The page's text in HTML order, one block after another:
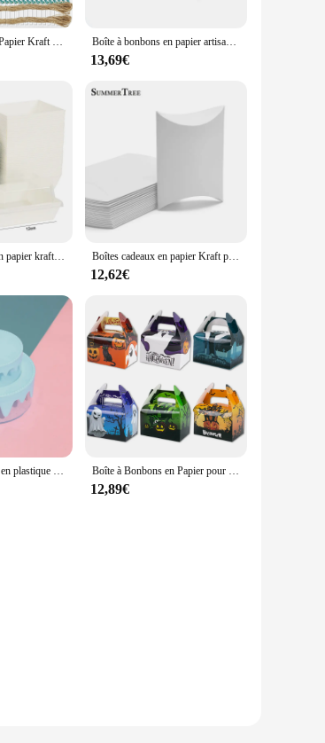
et sacs cadeaux are available for
making them suitable for a range of
your goods for retail sale or an
arrive at their destination in pristine
their baked goods.
Boîte à Biscuits en Papier Kraft avec Fenêtre Transparente, pour Dessert, Bonbons, Matuts, Tartes, Gâteaux Chi, Muffins, Macarons Boîte à bonbons en papier artisanal, 50 pièces, sac à bonbons, en forme d'oreiller, boîtes cadeaux pour mariage, sacs pour fête à tarte, promotion écologique en kraft
13,69€
Boîte d'emballage en papier kraft pour gâteau et dessert, strass Chamonix, sandwich alimentaire, mariage, fête d'anniversaire, Noël, fournitures pour la maison, 10 pièces, 5 pièces Boîtes cadeaux en papier Kraft pour fête de mariage, lot de 100 pièces, boîtes à bonbons, fournitures d'accessoires
12,62€
Boîte de rangement en plastique faite à la main pour la production d'embryons à la maison, boîte de gâteau à la crème sucrée, filet de bricolage pour enfants Boîte à Bonbons en Papier pour Halloween, Biscuits Doux, Citrouille, Cadeau, Fantôme Drôle, Sac d'Emballage Portable, Décor de ixde Pâques, 6 Pièces
12,89€